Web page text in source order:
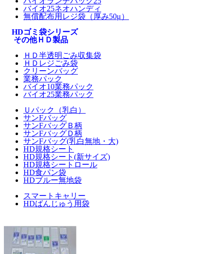
バイオ25ネオハンディ
無償配布用レジ袋（厚み50μ）
HDゴミ袋シリーズ
その他ＨＤ製品
ＨＤ半透明ごみ収集袋
ＨＤレジごみ袋
クリーンバッグ
業務パック
バイオ10業務パック
バイオ25業務パック
Ｕパック（乳白）
サンFバッグ
サンFバッグＢ柄
サンFバッグＤ柄
サンFバッグ(乳白無地・大)
HD規格シート
HD規格シート(新サイズ)
HD規格シートロール
HD食パン袋
HDブルー無地袋
スマートキャリー
HDばんじゅう用袋